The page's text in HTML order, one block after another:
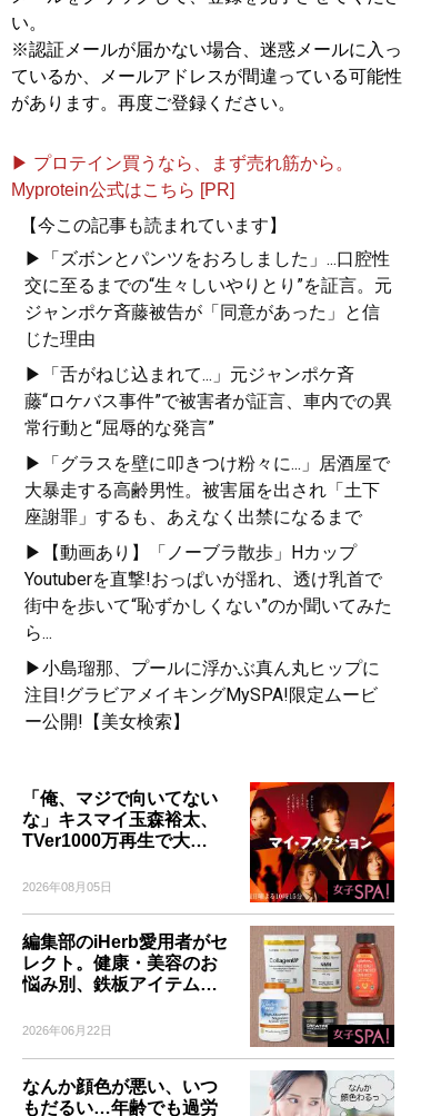
い。
※認証メールが届かない場合、迷惑メールに入っ
ているか、メールアドレスが間違っている可能性
があります。再度ご登録ください。
▶ プロテイン買うなら、まず売れ筋から。
Myprotein公式はこちら [PR]
【今この記事も読まれています】
▶「ズボンとパンツをおろしました」...口腔性
交に至るまでの“生々しいやりとり”を証言。元
ジャンポケ斉藤被告が「同意があった」と信
じた理由
▶「舌がねじ込まれて...」元ジャンポケ斉
藤“ロケバス事件”で被害者が証言、車内での異
常行動と“屈辱的な発言”
▶「グラスを壁に叩きつけ粉々に...」居酒屋で
大暴走する高齢男性。被害届を出され「土下
座謝罪」するも、あえなく出禁になるまで
▶【動画あり】「ノーブラ散歩」Hカップ
Youtuberを直撃!おっぱいが揺れ、透け乳首で
街中を歩いて“恥ずかしくない”のか聞いてみた
ら...
▶小島瑠那、プールに浮かぶ真ん丸ヒップに
注目!グラビアメイキングMySPA!限定ムービ
ー公開!【美女検索】
「俺、マジで向いてない
な」キスマイ玉森裕太、
TVer1000万再生で大…
2026年08月05日
編集部のiHerb愛用者がセ
レクト。健康・美容のお
悩み別、鉄板アイテム…
2026年06月22日
なんか顔色が悪い、いつ
もだるい…年齢でも過労